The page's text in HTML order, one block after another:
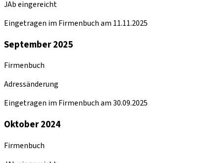
JAb eingereicht
Eingetragen im Firmenbuch am 11.11.2025
September 2025
Firmenbuch
Adressänderung
Eingetragen im Firmenbuch am 30.09.2025
Oktober 2024
Firmenbuch